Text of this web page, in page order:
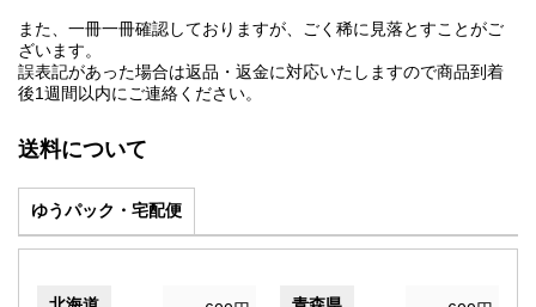
また、一冊一冊確認しておりますが、ごく稀に見落とすことがご
ざいます。
誤表記があった場合は返品・返金に対応いたしますので商品到着
後1週間以内にご連絡ください。
送料について
ゆうパック・宅配便